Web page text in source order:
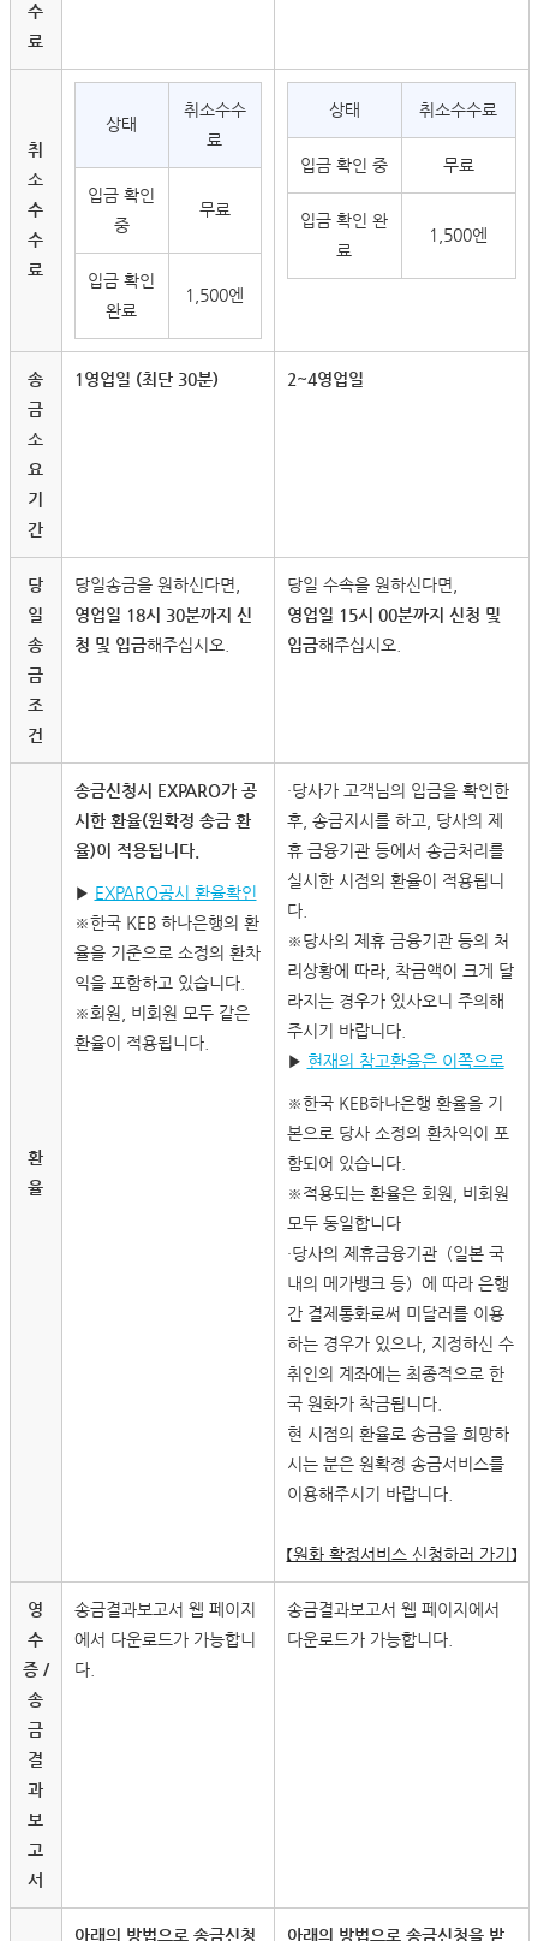
수
료
취
소
수
수
료
상태
취소수수
료
입금 확인
중
무료
입금 확인
완료
1,500엔
상태 취소수수료
입금 확인 중 무료
입금 확인 완
료
1,500엔
송
금
소
요
기
간
1영업일 (최단 30분) 2~4영업일
당
일
송
금
조
건
당일송금을 원하신다면,
영업일 18시 30분까지 신
청 및 입금해주십시오.
당일 수속을 원하신다면,
영업일 15시 00분까지 신청 및
입금해주십시오.
환
율
송금신청시 EXPARO가 공
시한 환율(원확정 송금 환
율)이 적용됩니다.
▶ EXPARO공시 환율확인
※한국 KEB 하나은행의 환
율을 기준으로 소정의 환차
익을 포함하고 있습니다.
※회원, 비회원 모두 같은
환율이 적용됩니다.
・당사가 고객님의 입금을 확인한
후, 송금지시를 하고, 당사의 제
휴 금융기관 등에서 송금처리를
실시한 시점의 환율이 적용됩니
다.
※당사의 제휴 금융기관 등의 처
리상황에 따라, 착금액이 크게 달
라지는 경우가 있사오니 주의해
주시기 바랍니다.
▶ 현재의 참고환율은 이쪽으로
※한국 KEB하나은행 환율을 기
본으로 당사 소정의 환차익이 포
함되어 있습니다.
※적용되는 환율은 회원, 비회원
모두 동일합니다
・당사의 제휴금융기관（일본 국
내의 메가뱅크 등）에 따라 은행
간 결제통화로써 미달러를 이용
하는 경우가 있으나, 지정하신 수
취인의 계좌에는 최종적으로 한
국 원화가 착금됩니다.
현 시점의 환율로 송금을 희망하
시는 분은 원확정 송금서비스를
이용해주시기 바랍니다.
【원화 확정서비스 신청하러 가기】
영
수
증 /
송
금
결
과
보
고
서
송금결과보고서 웹 페이지
에서 다운로드가 가능합니
다.
송금결과보고서 웹 페이지에서
다운로드가 가능합니다.
아래의 방법으로 송금신청 아래의 방법으로 송금신청을 받